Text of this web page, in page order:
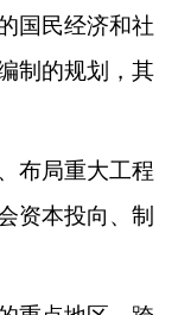
国民经济和社
制的规划，其
布局重大工程
资本投向、制